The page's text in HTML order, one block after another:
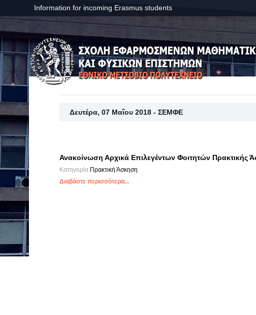
Information for incoming Erasmus students
Δευτέρα, 07 Μαΐου 2018 - ΣΕΜΦΕ
Ανακοίνωση Αρχικά Επιλεγέντων Φοιτητών Πρακτικής
Κατηγορία Πρακτική Άσκηση
Διαβάστε περισσότερα...